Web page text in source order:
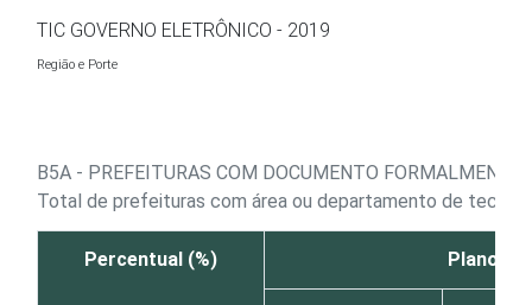
TIC GOVERNO ELETRÔNICO - 2019
Região e Porte
B5A - PREFEITURAS COM DOCUMENTO
Total de prefeituras com área ou departamento de
Percentual (%) Plano